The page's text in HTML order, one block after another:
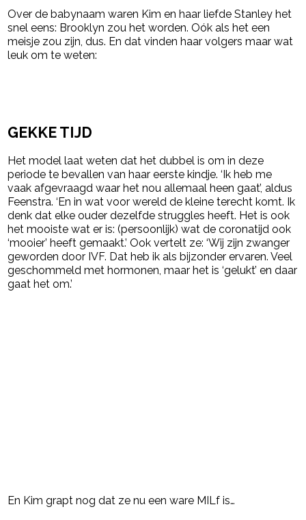
Over de babynaam waren Kim en haar liefde Stanley het
snel eens: Brooklyn zou het worden. Oók als het een
meisje zou zijn, dus. En dat vinden haar volgers maar wat
leuk om te weten:
GEKKE TIJD
Het model laat weten dat het dubbel is om in deze
periode te bevallen van haar eerste kindje. ‘Ik heb me
vaak afgevraagd waar het nou allemaal heen gaat’, aldus
Feenstra. ‘En in wat voor wereld de kleine terecht komt. Ik
denk dat elke ouder dezelfde struggles heeft. Het is ook
het mooiste wat er is: (persoonlijk) wat de coronatijd ook
‘mooier’ heeft gemaakt.’ Ook vertelt ze: ‘Wij zijn zwanger
geworden door IVF. Dat heb ik als bijzonder ervaren. Veel
geschommeld met hormonen, maar het is ‘gelukt’ en daar
gaat het om.’
En Kim grapt nog dat ze nu een ware MILf is…